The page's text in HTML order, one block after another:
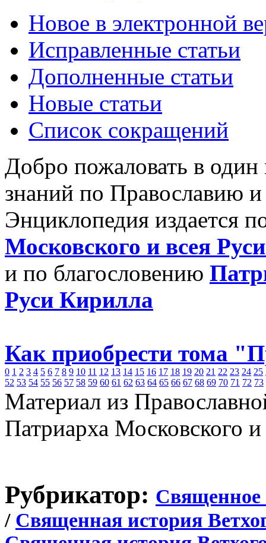
Новое в электронной
Исправленные статьи
Дополненные статьи
Новые статьи
Список сокращений
Добро пожаловать в
знаний по Православию
Энциклопедия издается
Московского и всея
и по благословению
Руси Кирилла
Как приобрести тома
0 1 2 3 4 5 6 7 8 9 10 11 12 13 14 15 16 17 18 19 20 21 22 23 24 25
52 53 54 55 56 57 58 59 60 61 62 63 64 65 66 67 68 69 70 71 72 73
Материал из
Патриарха Московского
Рубрикатор: Священное
/ Священная история